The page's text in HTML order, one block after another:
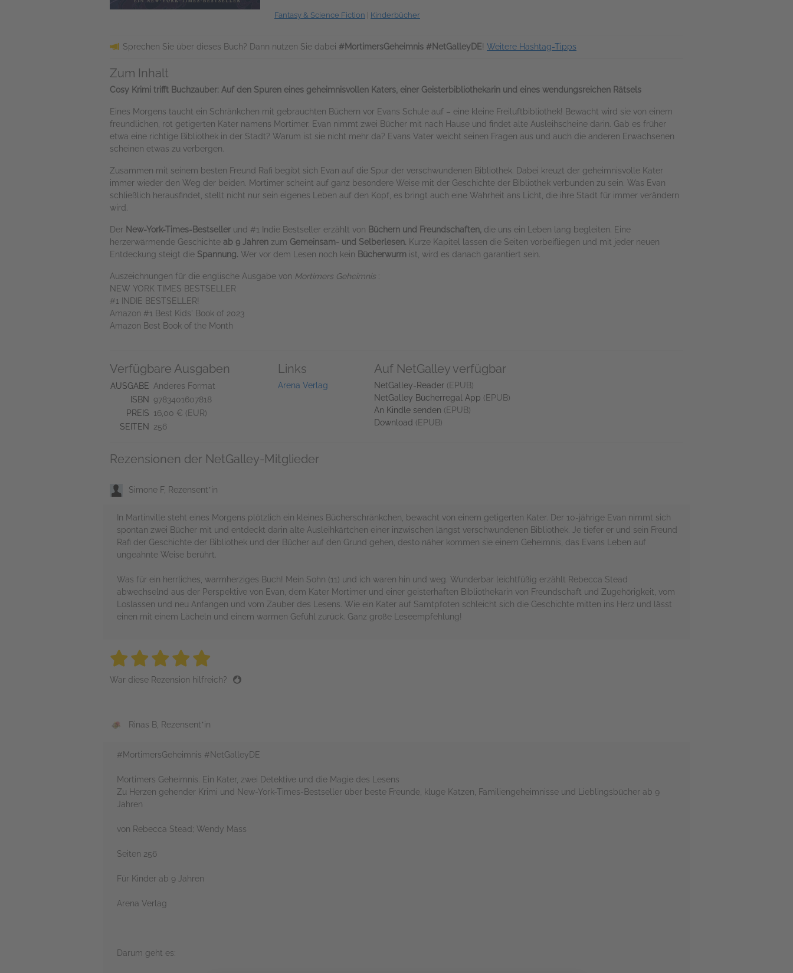
Fantasy & Science Fiction Kinderbücher
Sprechen Sie über dieses Buch? Dann nutzen Sie dabei #MortimersGeheimnis #NetGalleyDE! Weitere Hashtag-Tipps
Zum Inhalt
Cosy Krimi trifft Buchzauber: Auf den Spuren eines geheimnisvollen Katers, einer Geisterbibliothekarin und eines wendungsreichen Rätsels
Eines Morgens taucht ein Schränkchen mit gebrauchten Büchern vor Evans Schule auf – eine kleine Freiluftbibliothek! Bewacht wird sie von einem
freundlichen, rot getigerten Kater namens Mortimer. Evan nimmt zwei Bücher mit nach Hause und findet alte Ausleihscheine darin. Gab es früher
etwa eine richtige Bibliothek in der Stadt? Warum ist sie nicht mehr da? Evans Vater weicht seinen Fragen aus und auch die anderen Erwachsenen
scheinen etwas zu verbergen.
Zusammen mit seinem besten Freund Rafi begibt sich Evan auf die Spur der verschwundenen Bibliothek. Dabei kreuzt der geheimnisvolle Kater
immer wieder den Weg der beiden. Mortimer scheint auf ganz besondere Weise mit der Geschichte der Bibliothek verbunden zu sein. Was Evan
schließlich herausfindet, stellt nicht nur sein eigenes Leben auf den Kopf, es bringt auch eine Wahrheit ans Licht, die ihre Stadt für immer verändern
wird.
Der New-York-Times-Bestseller und #1 Indie Bestseller erzählt von Büchern und Freundschaften, die uns ein Leben lang begleiten. Eine
herzerwärmende Geschichte ab 9 Jahren zum Gemeinsam- und Selberlesen. Kurze Kapitel lassen die Seiten vorbeifliegen und mit jeder neuen
Entdeckung steigt die Spannung. Wer vor dem Lesen noch kein Bücherwurm ist, wird es danach garantiert sein.
Auszeichnungen für die englische Ausgabe von Mortimers Geheimnis:
NEW YORK TIMES BESTSELLER
#1 INDIE BESTSELLER!
Amazon #1 Best Kids' Book of 2023
Amazon Best Book of the Month
Verfügbare Ausgaben
AUSGABE Anderes Format
ISBN
9783401607818
PREIS 16,00 € (EUR)
SEITEN
256
Links
Arena Verlag
Auf NetGalley verfügbar
NetGalley-Reader (EPUB)
NetGalley Bücherregal App (EPUB)
An Kindle senden (EPUB)
Download (EPUB)
Rezensionen der NetGalley-Mitglieder
Simone F, Rezensent*in
In Martinville steht eines Morgens plötzlich ein kleines Bücherschränkchen, bewacht von einem getigerten Kater. Der 10-jährige Evan nimmt sich
spontan zwei Bücher mit und entdeckt darin alte Ausleihkärtchen einer inzwischen längst verschwundenen Bibliothek. Je tiefer er und sein Freund
Rafi der Geschichte der Bibliothek und der Bücher auf den Grund gehen, desto näher kommen sie einem Geheimnis, das Evans Leben auf
ungeahnte Weise berührt.
Was für ein herrliches, warmherziges Buch! Mein Sohn (11) und ich waren hin und weg. Wunderbar leichtfüßig erzählt Rebecca Stead
abwechselnd aus der Perspektive von Evan, dem Kater Mortimer und einer geisterhaften Bibliothekarin von Freundschaft und Zugehörigkeit, vom
Loslassen und neu Anfangen und vom Zauber des Lesens. Wie ein Kater auf Samtpfoten schleicht sich die Geschichte mitten ins Herz und lässt
einen mit einem Lächeln und einem warmen Gefühl zurück. Ganz große Leseempfehlung!
5 stars
5 stars
5 stars
5 stars
War diese Rezension hilfreich?
Rinas B, Rezensent*in
#MortimersGeheimnis #NetGalleyDE
Mortimers Geheimnis. Ein Kater, zwei Detektive und die Magie des Lesens
Zu Herzen gehender Krimi und New-York-Times-Bestseller über beste Freunde, kluge Katzen, Familiengeheimnisse und Lieblingsbücher ab 9
Jahren
von Rebecca Stead; Wendy Mass
Seiten 256
Für Kinder ab 9 Jahren
Arena Verlag
Darum geht es: